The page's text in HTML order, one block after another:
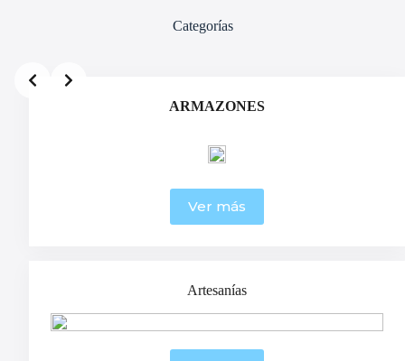
Categorías
ARMAZONES
Ver más
Artesanías